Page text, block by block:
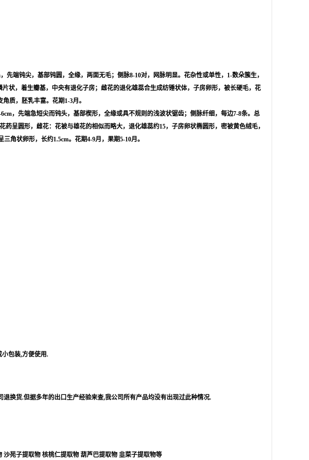
端钝尖，基部钝圆，全缘，两面无毛；侧脉8-10对，网脉明显。花杂性或单性，1-数朵簇生，
状，着生瓣基，中央有退化子房；雌花的退化雄蕊合生成纺锤状体，子房卵形，被长硬毛，花
质，胚乳丰富。花期1-3月。
，先端急短尖而钝头，基部楔形，全缘或具不规则的浅波状锯齿；侧脉纤细，每边7-8条。总
呈圆形，雌花：花被与雄花的相似而略大，退化雄蕊约15，子房卵状椭圆形，密被黄色绒毛，
角状卵形，长约1.5cm。花期4-9月，果期5-10月。
小包装,方便使用.
退换货.但据多年的出口生产经验来查,我公司所有产品均没有出现过此种情况.
沙苑子提取物 核桃仁提取物 葫芦巴提取物 韭菜子提取物等